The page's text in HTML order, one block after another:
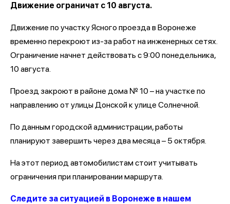
Движение ограничат с 10 августа.
Движение по участку Ясного проезда в Воронеже
временно перекроют из-за работ на инженерных сетях.
Ограничение начнет действовать с 9:00 понедельника,
10 августа.
Проезд закроют в районе дома № 10 – на участке по
направлению от улицы Донской к улице Солнечной.
По данным городской администрации, работы
планируют завершить через два месяца – 5 октября.
На этот период автомобилистам стоит учитывать
ограничения при планировании маршрута.
Следите за ситуацией в Воронеже в нашем